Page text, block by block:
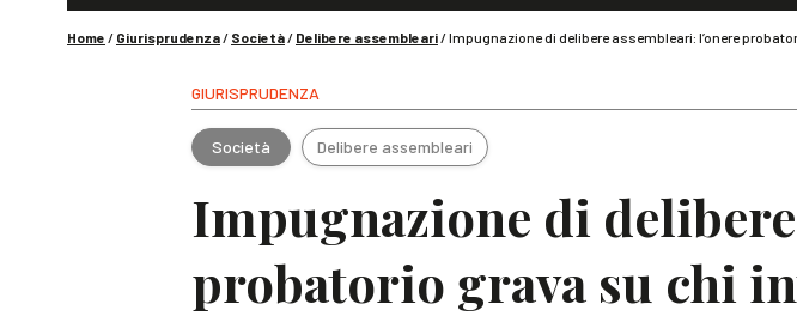
Home / Giurisprudenza/ Società/ Delibere assembleari/Impugnazione di delibere assembleari: l’onere
GIURISPRUDENZA
Società Delibere assembleari
Impugnazione di
probatorio grava su chi